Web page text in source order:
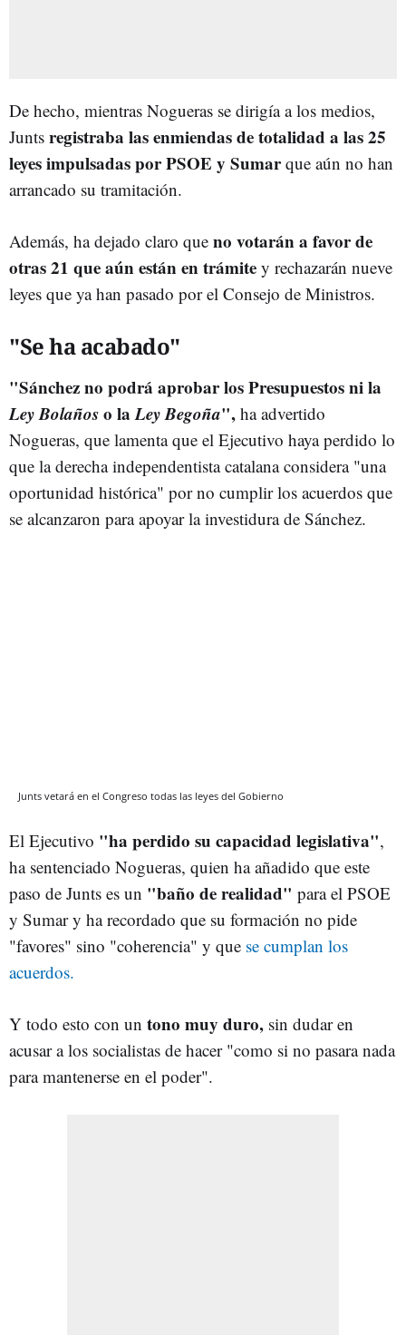
De hecho, mientras Nogueras se dirigía a los medios,
Junts registraba las enmiendas de totalidad a las 25
leyes impulsadas por PSOE y Sumarque aún no han
arrancado su tramitación.
Además, ha dejado claro que no votarán a favor de
otras 21 que aún están en trámite y rechazarán nueve
leyes que ya han pasado por el Consejo de Ministros.
"Se ha acabado"
"Sánchez no podrá aprobar los Presupuestos ni la
Ley Bolañoso laLey Begoña", ha advertido
Nogueras, que lamenta que el Ejecutivo haya perdido lo
que la derecha independentista catalana considera "una
oportunidad histórica" por no cumplir los acuerdos que
se alcanzaron para apoyar la investidura de Sánchez.
Junts vetará en el Congreso todas las leyes del Gobierno
El Ejecutivo "ha perdido su capacidad legislativa",
ha sentenciado Nogueras, quien ha añadido que este
paso de Junts es un "baño de realidad" para el PSOE
y Sumar y ha recordado que su formación no pide
"favores" sino "coherencia" y que se cumplan los
acuerdos.
Y todo esto con un tono muy duro, sin dudar en
acusar a los socialistas de hacer "como si no pasara nada
para mantenerse en el poder".